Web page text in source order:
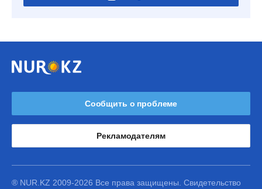
Сообщить о проблеме
Рекламодателям
® NUR.KZ 2009-2026 Все права защищены. Свидетельство